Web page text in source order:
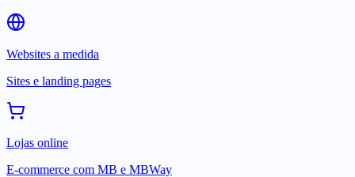
Websites a medida
Sites e landing pages
Lojas online
E-commerce com MB e MBWay